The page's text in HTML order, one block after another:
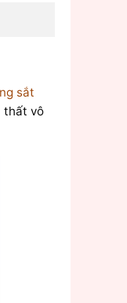
sắt
thất vô